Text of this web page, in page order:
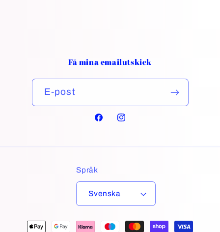
Få mina emailutskick
E-post
FacebookInstagram
Språk
Svenska
Betalningsmetoder